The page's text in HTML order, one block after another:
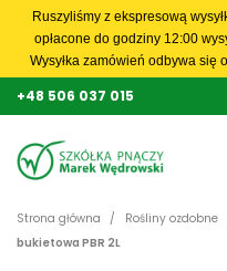
Ruszyliśmy z ekspresową
opłacone do godziny 12:00
Wysyłka zamówień odbywa się
+48 506 037 015
Strona główna Rośliny ozdobne
bukietowa PBR 2L